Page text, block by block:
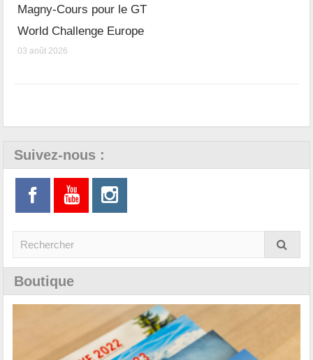
Magny-Cours pour le GT
World Challenge Europe
03 août 2026
Suivez-nous :
Boutique